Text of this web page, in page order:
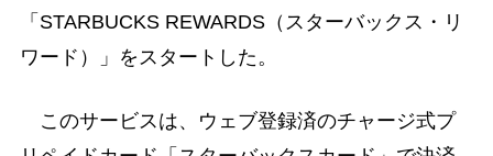
「STARBUCKS REWARDS（スターバックス・リ
ワード）」をスタートした。
このサービスは、ウェブ登録済のチャージ式プ